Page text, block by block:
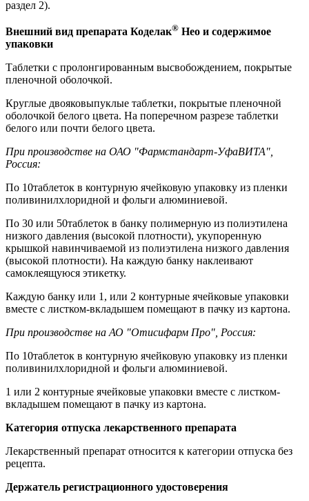
раздел 2).
Внешний вид препарата Коделак® Нео и содержимое
упаковки
Таблетки с пролонгированным высвобождением, покрытые
пленочной оболочкой.
Круглые двояковыпуклые таблетки, покрытые пленочной
оболочкой белого цвета. На поперечном разрезе таблетки
белого или почти белого цвета.
При производстве на ОАО "Фармстандарт-УфаВИТА",
Россия:
По 10таблеток в контурную ячейковую упаковку из пленки
поливинилхлоридной и фольги алюминиевой.
По 30 или 50таблеток в банку полимерную из полиэтилена
низкого давления (высокой плотности), укупоренную
крышкой навинчиваемой из полиэтилена низкого давления
(высокой плотности). На каждую банку наклеивают
самоклеящуюся этикетку.
Каждую банку или 1, или 2 контурные ячейковые упаковки
вместе с листком-вкладышем помещают в пачку из картона.
При производстве на АО "Отисифарм Про", Россия:
По 10таблеток в контурную ячейковую упаковку из пленки
поливинилхлоридной и фольги алюминиевой.
1 или 2 контурные ячейковые упаковки вместе с листком-
вкладышем помещают в пачку из картона.
Категория отпуска лекарственного препарата
Лекарственный препарат относится к категории отпуска без
рецепта.
Держатель регистрационного удостоверения